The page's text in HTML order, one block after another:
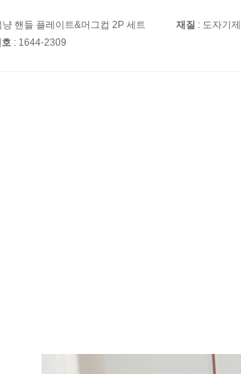
냥 핸들 플레이트&머그컵 2P 세트 재질 : 도자기제
: 1644-2309